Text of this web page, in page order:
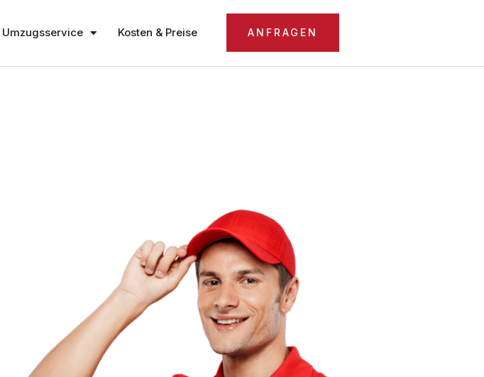
Umzugsservice Kosten & Preise ANFRAGEN